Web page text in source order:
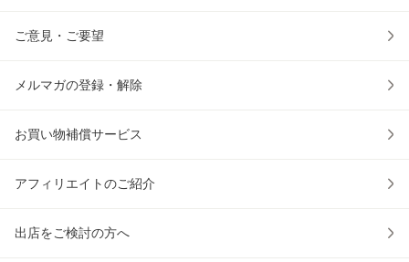
ご意見・ご要望
メルマガの登録・解除
お買い物補償サービス
アフィリエイトのご紹介
出店をご検討の方へ